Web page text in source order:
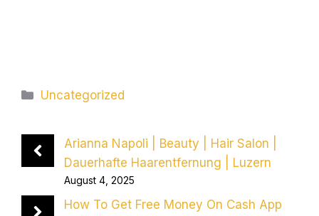
Categories
Uncategorized
Arianna Napoli | Beauty | Hair Salon |
Dauerhafte Haarentfernung | Luzern
August 4, 2025
How To Get Free Money On Cash App